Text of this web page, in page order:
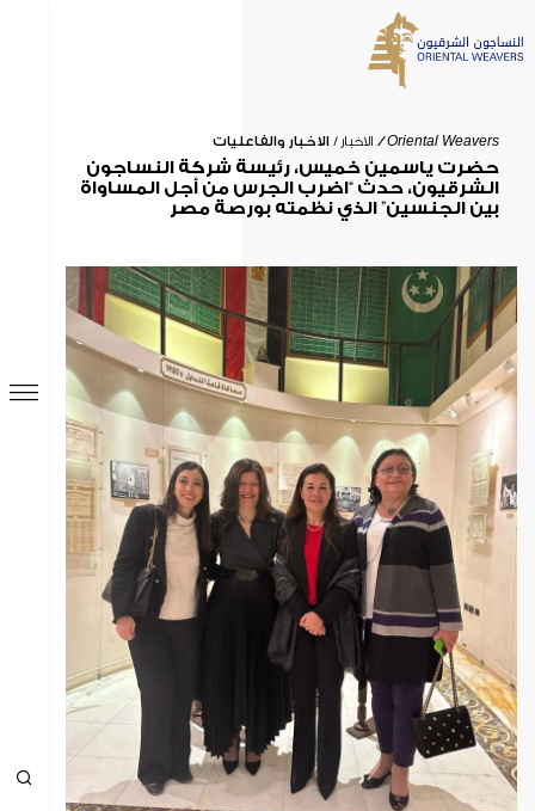
الرئيسية
نظرة عامة
رسالة من المؤسس
رسالة من رئيس مجلس الإدارة
تاريخ الشركة
مجلس الإدارة و الإدارة التنفيذبة
OWAY
فرص العمل
الاستدامة و المسؤلية المجتمعية
الاستدامة
المسؤولية المجتمعية
البيئة
الشهادات
الاخبار
البحث
الاخبار الاخبار والفاعليات
Oriental Weavers الاخبار الاخبار والفاعليات
حضرت ياسمين خميس، رئيسة شركة النساجون
الشرقيون، حدث “اضرب الجرس من أجل المساواة
بين الجنسين” الذي نظمته بورصة مصر